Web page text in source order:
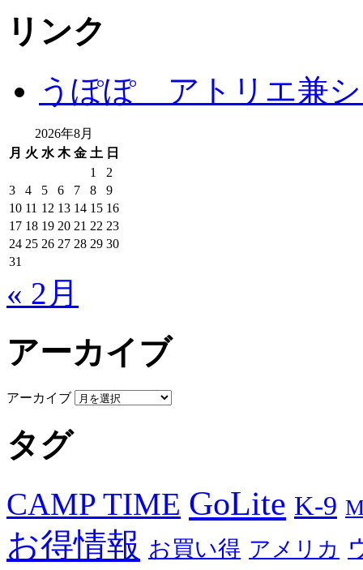
リンク
うぽぽ アトリエ兼
2026年8月
月 火 水 木 金 土 日
1
2
3
4 5 6 7 8
9
10 11 12 13 14 15 16
17 18 19 20 21 22 23
24 25 26 27 28 29 30
31
« 2月
アーカイブ
アーカイブ
タグ
CAMP TIME GoLite K-9
お得情報 お買い得 アメリカ